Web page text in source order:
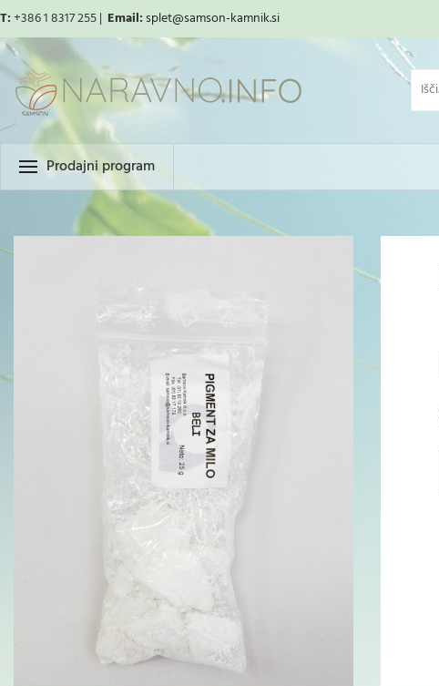
T:+386 1 8317 255 | Email:splet@samson-kamnik.si
Prodajni program